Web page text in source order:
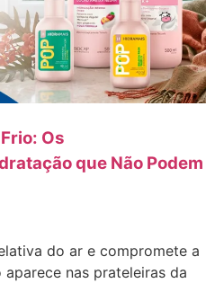
Os
que Não Podem
do ar e compromete a
nas prateleiras da